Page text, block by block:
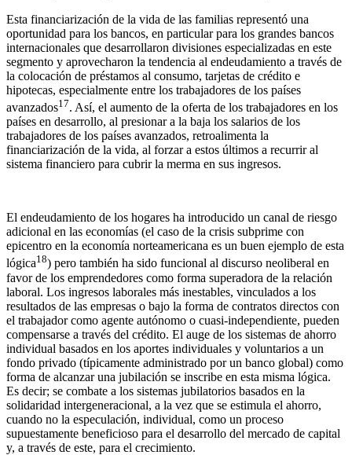
Esta financiarización de la vida de las familias representó una
oportunidad para los bancos, en particular para los grandes bancos
internacionales que desarrollaron divisiones especializadas en este
segmento y aprovecharon la tendencia al endeudamiento a través de
la colocación de préstamos al consumo, tarjetas de crédito e
hipotecas, especialmente entre los trabajadores de los países
avanzados17. Así, el aumento de la oferta de los trabajadores en los
países en desarrollo, al presionar a la baja los salarios de los
trabajadores de los países avanzados, retroalimenta la
financiarización de la vida, al forzar a estos últimos a recurrir al
sistema financiero para cubrir la merma en sus ingresos.
El endeudamiento de los hogares ha introducido un canal de riesgo
adicional en las economías (el caso de la crisis subprime con
epicentro en la economía norteamericana es un buen ejemplo de esta
lógica18) pero también ha sido funcional al discurso neoliberal en
favor de los emprendedores como forma superadora de la relación
laboral. Los ingresos laborales más inestables, vinculados a los
resultados de las empresas o bajo la forma de contratos directos con
el trabajador como agente autónomo o cuasi-independiente, pueden
compensarse a través del crédito. El auge de los sistemas de ahorro
individual basados en los aportes individuales y voluntarios a un
fondo privado (típicamente administrado por un banco global) como
forma de alcanzar una jubilación se inscribe en esta misma lógica.
Es decir; se combate a los sistemas jubilatorios basados en la
solidaridad intergeneracional, a la vez que se estimula el ahorro,
cuando no la especulación, individual, como un proceso
supuestamente beneficioso para el desarrollo del mercado de capital
y, a través de este, para el crecimiento.